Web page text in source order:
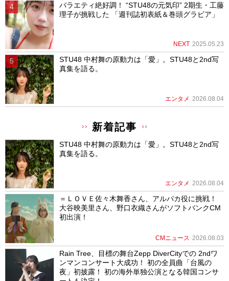
バラエティ絶好調！ “STU48の元気印” 2期生・工藤
理子が挑戦した 「週刊誌初表紙＆巻頭グラビア」
NEXT 2025.05.23
STU48 中村舞の原動力は「愛」。STU48と2nd写
真集を語る。
エンタメ 2026.08.04
新着記事
STU48 中村舞の原動力は「愛」。STU48と2nd写
真集を語る。
エンタメ 2026.08.04
＝ＬＯＶＥ佐々木舞香さん、アルパカ役に挑戦！
大谷映美里さん、野口衣織さんがソフトバンクCM
初出演！
CMニュース 2026.08.03
Rain Tree、目標の舞台Zepp DiverCityでの 2ndワ
ンマンコンサート大成功！ 初の全員曲「台風の
夜」初披露！ 初の海外単独公演となる韓国コンサ